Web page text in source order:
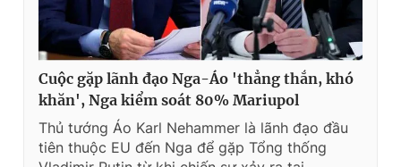
Cuộc gặp lãnh đạo Nga-Áo 'thẳng thắn, khó
khăn', Nga kiểm soát 80% Mariupol
Thủ tướng Áo Karl Nehammer là lãnh đạo đầu
tiên thuộc EU đến Nga để gặp Tổng thống